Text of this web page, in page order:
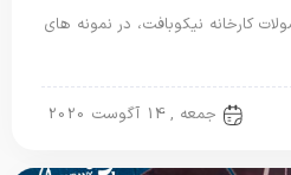
کارخانه نیکوبافت، در نمونه های
جمعه , 14 آگوست 2020